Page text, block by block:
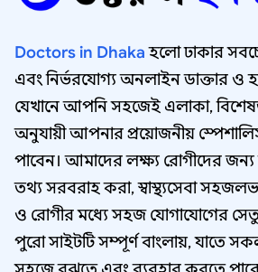
Doctors in Dhakaহলো ঢাকার
এবং নির্ভরযোগ্য অনলাইন ডাক্তার ও
যেখানে আপনি সহজেই এলাকা,
অনুযায়ী আপনার প্রয়োজনীয়
পাবেন। আমাদের লক্ষ্য রোগীদের
তথ্য সরবরাহ করা, স্বাস্থ্যসেবা
ও রোগীর মধ্যে সহজ যোগাযোগের
পুরো সাইটটি সম্পূর্ণ বাংলায়, যাতে